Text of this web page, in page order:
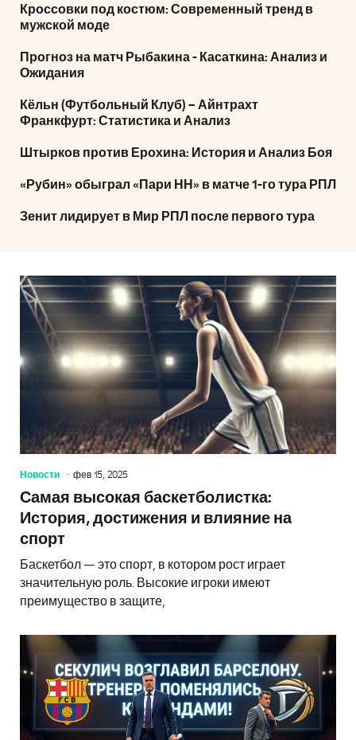
Кроссовки под костюм: Современный тренд в
мужской моде
Прогноз на матч Рыбакина - Касаткина: Анализ и
Ожидания
Кёльн (Футбольный Клуб) – Айнтрахт
Франкфурт: Статистика и Анализ
Штырков против Ерохина: История и Анализ Боя
«Рубин» обыграл «Пари НН» в матче 1-го тура РПЛ
Зенит лидирует в Мир РПЛ после первого тура
Новости фев 15, 2025
Самая высокая баскетболистка:
История, достижения и влияние на
спорт
Баскетбол — это спорт, в котором рост играет
значительную роль. Высокие игроки имеют
преимущество в защите,